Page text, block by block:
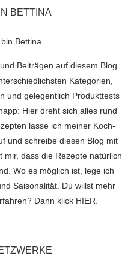
BETTINA
Beiträgen auf diesem Blog.
Kategorien,
und gelegentlich Produkttests
Hier dreht sich alles rund
lasse ich meiner Koch-
und schreibe diesen Blog mit
mir, dass die Rezepte natürlich
Wo es möglich ist, lege ich
Saisonalität. Du willst mehr
Dann klick HIER